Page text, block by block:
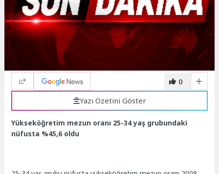
0
Yazı Özetini Göster
Yükseköğretim mezun oranı 25-34 yaş grubundaki
nüfusta %45,6 oldu